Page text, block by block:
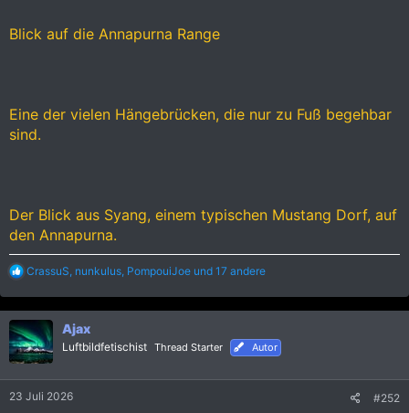
Blick auf die Annapurna Range
Eine der vielen Hängebrücken, die nur zu Fuß begehbar
sind.
Der Blick aus Syang, einem typischen Mustang Dorf, auf
den Annapurna.
R
a
k
t
i
o
n
CrassuS, nunkulus, PompouiJoe und 17 andere
Ajax
Luftbildfetischist Thread Starter Autor
23 Juli 2026 #252